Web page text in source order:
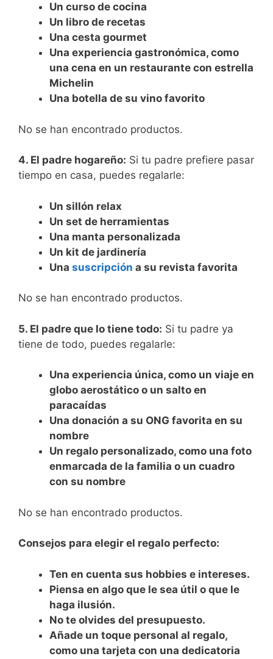
Un curso de cocina
Un libro de recetas
Una cesta gourmet
Una experiencia gastronómica, como
una cena en un restaurante con estrella
Michelin
Una botella de su vino favorito
No se han encontrado productos.
4. El padre hogareño: Si tu padre prefiere pasar
tiempo en casa, puedes regalarle:
Un sillón relax
Un set de herramientas
Una manta personalizada
Un kit de jardinería
Una suscripción a su revista favorita
No se han encontrado productos.
5. El padre que lo tiene todo: Si tu padre ya
tiene de todo, puedes regalarle:
Una experiencia única, como un viaje en
globo aerostático o un salto en
paracaídas
Una donación a su ONG favorita en su
nombre
Un regalo personalizado, como una foto
enmarcada de la familia o un cuadro
con su nombre
No se han encontrado productos.
Consejos para elegir el regalo perfecto:
Ten en cuenta sus hobbies e intereses.
Piensa en algo que le sea útil o que le
haga ilusión.
No te olvides del presupuesto.
Añade un toque personal al regalo,
como una tarjeta con una dedicatoria